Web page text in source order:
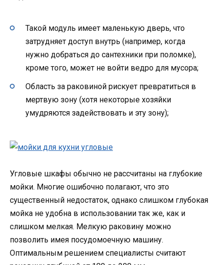
Такой модуль имеет маленькую дверь, что
затрудняет доступ внутрь (например, когда
нужно добраться до сантехники при поломке),
кроме того, может не войти ведро для мусора;
Область за раковиной рискует превратиться в
мертвую зону (хотя некоторые хозяйки
умудряются задействовать и эту зону);
Угловые шкафы обычно не рассчитаны на глубокие
мойки. Многие ошибочно полагают, что это
существенный недостаток, однако слишком глубокая
мойка не удобна в использовании так же, как и
слишком мелкая. Мелкую раковину можно
позволить имея посудомоечную машину.
Оптимальным решением специалисты считают